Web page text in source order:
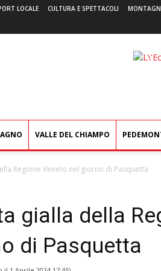
LOCALE CULTURA E SPETTACOLI
VALLE DEL CHIAMPO
Regione Veneto nel giorno di Pasquetta
gialla della
di Pasquetta